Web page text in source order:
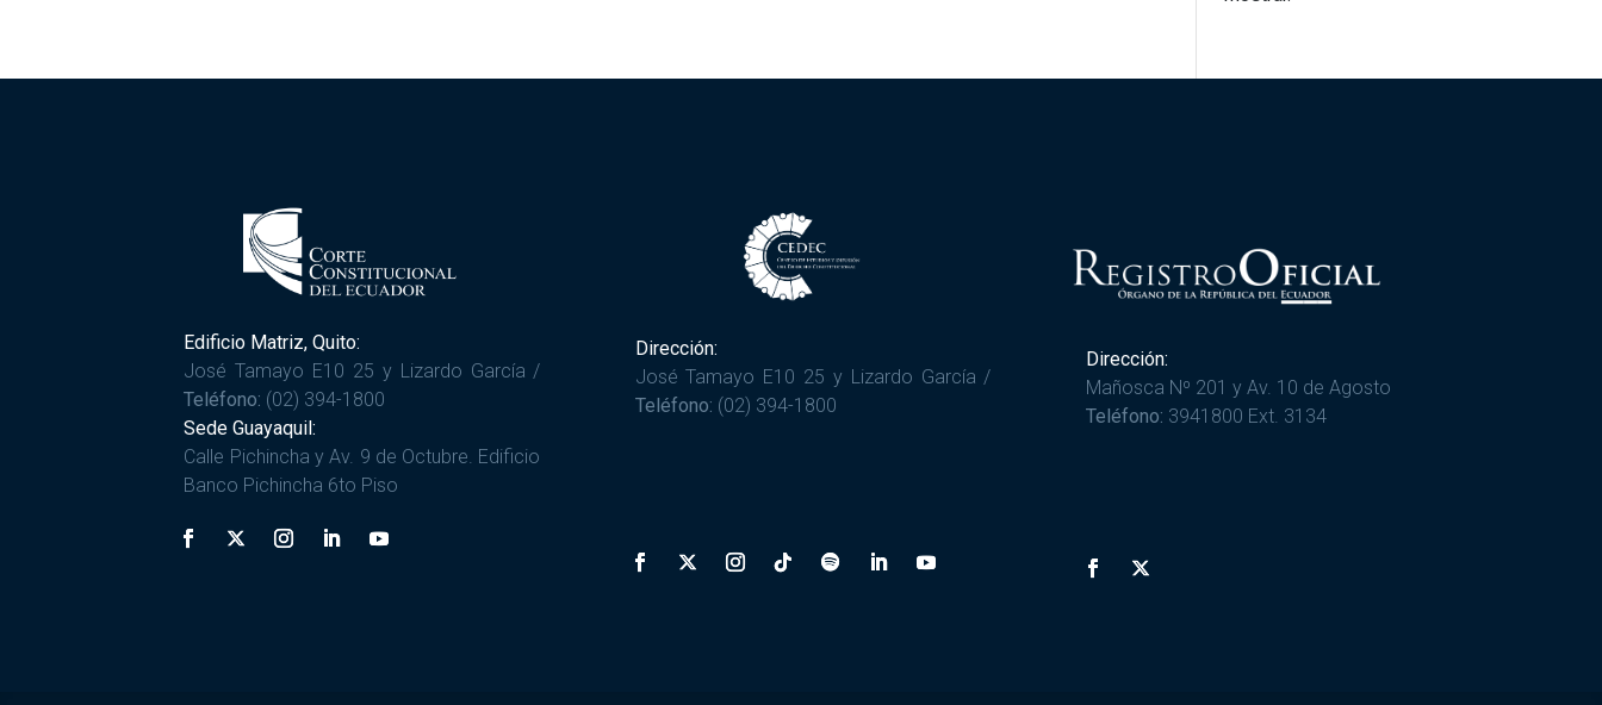
Edificio Matriz, Quito:
José Tamayo E10 25 y Lizardo García /
Teléfono: (02) 394-1800
Sede Guayaquil:
Calle Pichincha y Av. 9 de Octubre. Edificio
Banco Pichincha 6to Piso
Dirección:
José Tamayo E10 25 y Lizardo García /
Teléfono: (02) 394-1800
Dirección:
Mañosca Nº 201 y Av. 10 de Agosto
Teléfono: 3941800 Ext. 3134